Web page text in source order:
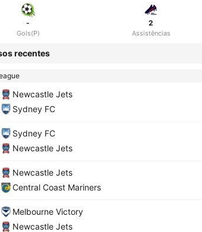
-
Gols(P)
2
Assistências
recentes
Newcastle Jets
Sydney FC
Sydney FC
Newcastle Jets
Newcastle Jets
Central Coast Mariners
Melbourne Victory
Newcastle Jets